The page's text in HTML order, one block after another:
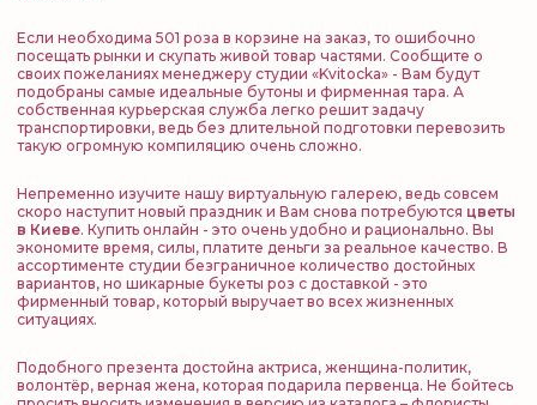
Если необходима 501 роза в корзине на заказ, то ошибочно
посещать рынки и скупать живой товар частями. Сообщите о
своих пожеланиях менеджеру студии «Kvitocka» - Вам будут
подобраны самые идеальные бутоны и фирменная тара. А
собственная курьерская служба легко решит задачу
транспортировки, ведь без длительной подготовки перевозить
такую огромную компиляцию очень сложно.
Непременно изучите нашу виртуальную галерею, ведь совсем
скоро наступит новый праздник и Вам снова потребуются цветы
в Киеве. Купить онлайн - это очень удобно и рационально. Вы
экономите время, силы, платите деньги за реальное качество. В
ассортименте студии безграничное количество достойных
вариантов, но шикарные букеты роз с доставкой - это
фирменный товар, который выручает во всех жизненных
ситуациях.
Подобного презента достойна актриса, женщина-политик,
волонтёр, верная жена, которая подарила первенца. Не бойтесь